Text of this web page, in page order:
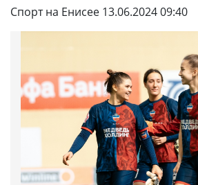
Спорт на Енисее 13.06.2024 09:40